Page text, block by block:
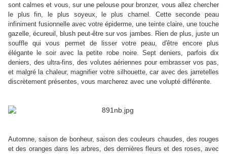
sont calmes et vous, sur une pelouse pour bronzer, vous allez chercher
le plus fin, le plus soyeux, le plus charnel. Cette seconde peau
infiniment fusionnelle avec votre épiderme, une teinte claire, une touche
gazelle, écureuil, blush peut-être sur vos jambes. Rien de plus, juste un
souffle qui vous permet de lisser votre peau, d'être encore plus
élégante le soir avec la petite robe noire. Sept deniers, parfois dix
deniers, des ultra-fins, des volutes aériennes pour embrasser vos pas,
et malgré la chaleur, magnifier votre silhouette, car avec des jarretelles
discrètement présentes, vous marcherez avec une volupté différente.
Automne, saison de bonheur, saison des couleurs chaudes, des rouges
et des oranges dans les arbres, des dernières fleurs et des roses, avec